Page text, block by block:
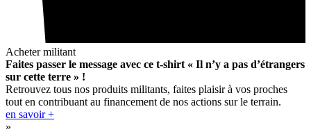
Acheter militant
Faites passer le message avec ce t-shirt « Il n’y a pas d’étrangers
sur cette terre » !
Retrouvez tous nos produits militants, faites plaisir à vos proches
tout en contribuant au financement de nos actions sur le terrain.
en savoir +
»